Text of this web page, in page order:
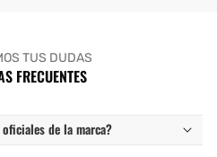
TUS DUDAS
FRECUENTES
de la marca?